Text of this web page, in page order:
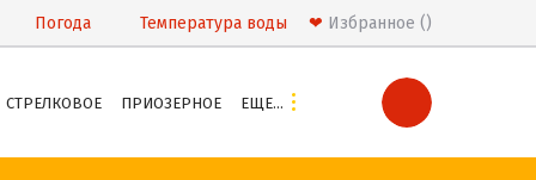
Погода Температура воды ❤ Избранное
СТРЕЛКОВОЕ ПРИОЗЕРНОЕ ЕЩЕ…